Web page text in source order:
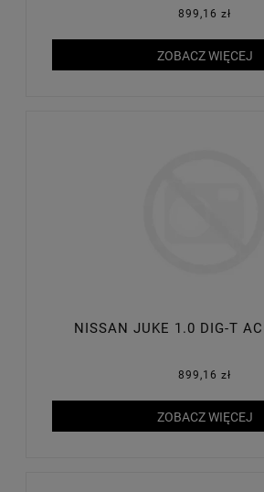
899,16 zł
ZOBACZ WIĘCEJ
NISSAN JUKE 1.0 DIG-T
899,16 zł
ZOBACZ WIĘCEJ